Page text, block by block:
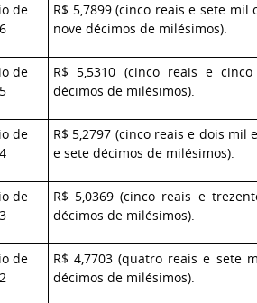
de
R$ 5,7899 (cinco reais e sete mil
nove décimos de milésimos).
de
R$ 5,5310 (cinco reais e
décimos de milésimos).
de
R$ 5,2797 (cinco reais e dois mil
e sete décimos de milésimos).
de
R$ 5,0369 (cinco reais e
décimos de milésimos).
de
R$ 4,7703 (quatro reais e sete
décimos de milésimos).